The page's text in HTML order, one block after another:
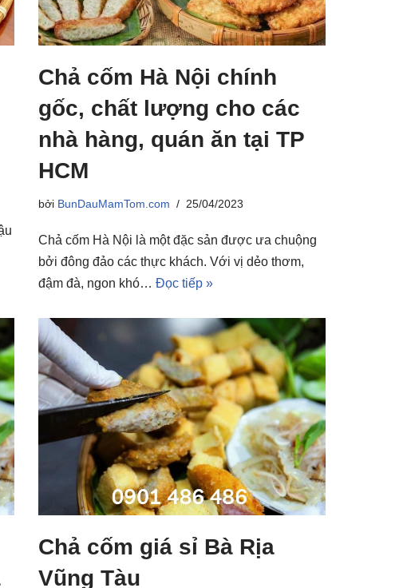
Chả cốm Hà Nội chính
gốc, chất lượng cho các
nhà hàng, quán ăn tại TP
HCM
bởi BunDauMamTom.com 25/04/2023
Chả cốm Hà Nội là một đặc sản được ưa chuộng
bởi đông đảo các thực khách. Với vị dẻo thơm,
đậm đà, ngon khó… Đọc tiếp »
Chả cốm giá sỉ Bà Rịa
Vũng Tàu